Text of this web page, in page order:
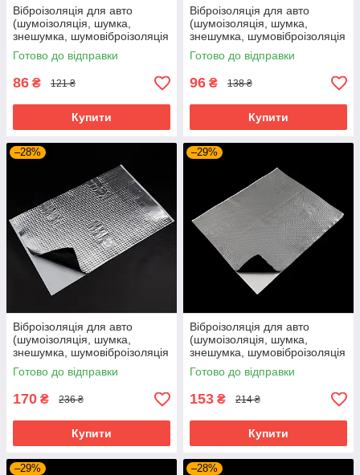
Віброізоляція для авто
(шумоізоляція, шумка,
знешумка, шумовіброізоляція
автомобіля) SoundProOFF
M1 (sp-0001)
Готово до відправки
86 ₴ 121 ₴
Купити
Віброізоляція для авто
(шумоізоляція, шумка,
знешумка, шумовіброізоляція
автомобіля) SoundProOFF
M2 (sp-0002)
Готово до відправки
96 ₴ 138 ₴
Купити
–28%
Віброізоляція для авто
(шумоізоляція, шумка,
знешумка, шумовіброізоляція
автомобіля) SoundProOFF
M4 (sp-0012)
Готово до відправки
170 ₴ 236 ₴
Купити
–29%
Віброізоляція для авто
(шумоізоляція, шумка,
знешумка, шумовіброізоляція
автомобіля) SoundProOFF X1
(sp-0013)
Готово до відправки
153 ₴ 214 ₴
Купити
–29% –28%